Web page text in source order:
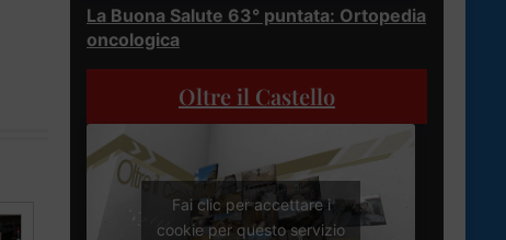
La Buona Salute 63° puntata: Ortopedia
oncologica
Oltre il Castello
Fai clic per accettare i
cookie per questo servizio